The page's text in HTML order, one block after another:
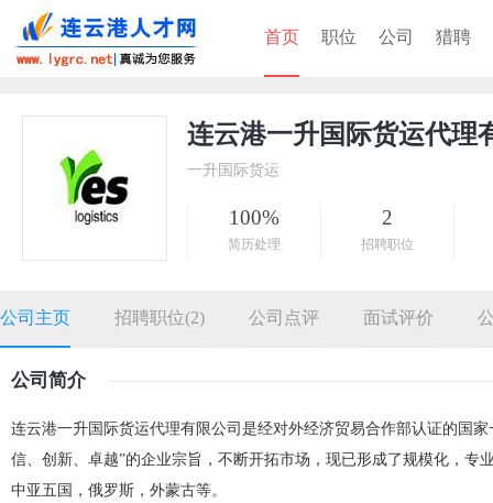
首页 职位 公司 猎聘
连云港一升国际货运代理
一升国际货运
100%
简历处理
2
招聘职位
公司主页 招聘职位(2) 公司点评 面试评价
公司简介
连云港一升国际货运代理有限公司是经对外经济贸易合作部认证的国
信、创新、卓越”的企业宗旨，不断开拓市场，现已形成了规模化，专
中亚五国，俄罗斯，外蒙古等。